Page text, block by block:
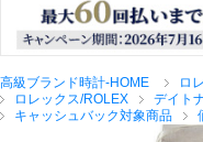
新規会員登録
ブ
高級ブランド時計-HOME ロ
ロレックス/ROLEX
デイト
キャッシュバック対象商品